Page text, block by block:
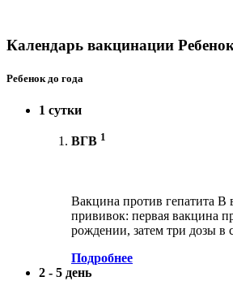
Календарь вакцинации
Ребенок до года
1 сутки
ВГВ 1
Вакцина против гепатита В
прививок: первая вакцина
рождении, затем три дозы в
Подробнее
2 - 5 день